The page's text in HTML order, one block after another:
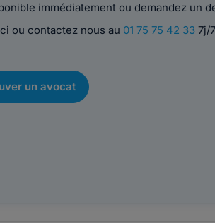
immédiatement ou demandez un
ou contactez nous au 01 75 75 42 337j/
un avocat